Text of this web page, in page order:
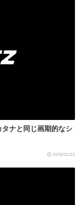
ナと同じ画期的なシ
2019/02/25